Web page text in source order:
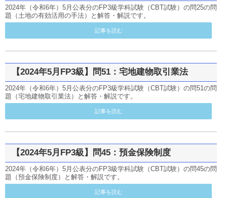
2024年（令和6年）5月公表分のFP3級学科試験（CBT試験）の問25の問
題（土地の有効活用の手法）と解答・解説です。
記事を読む
【2024年5月FP3級】問51：宅地建物取引業法
2024年（令和6年）5月公表分のFP3級学科試験（CBT試験）の問51の問
題（宅地建物取引業法）と解答・解説です。
記事を読む
【2024年5月FP3級】問45：預金保険制度
2024年（令和6年）5月公表分のFP3級学科試験（CBT試験）の問45の問
題（預金保険制度）と解答・解説です。
記事を読む